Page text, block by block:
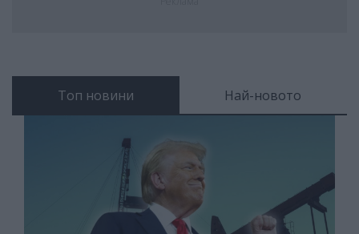
Топ новини Най-новото